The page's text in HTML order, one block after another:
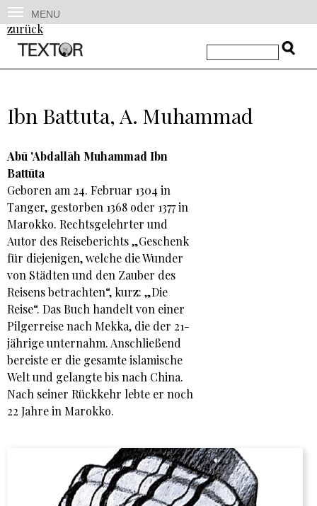
MENU
zurück
Ibn Battuta, A. Muhammad
Abū 'Abdallāh Muhammad Ibn
Battūta
Geboren am 24. Februar 1304 in
Tanger, gestorben 1368 oder 1377 in
Marokko. Rechtsgelehrter und
Autor des Reiseberichts „Geschenk
für diejenigen, welche die Wunder
von Städten und den Zauber des
Reisens betrachten“, kurz: „Die
Reise“. Das Buch handelt von einer
Pilgerreise nach Mekka, die der 21-
jährige unternahm. Anschließend
bereiste er die gesamte islamische
Welt und gelangte bis nach China.
Nach seiner Rückkehr lebte er noch
22 Jahre in Marokko.